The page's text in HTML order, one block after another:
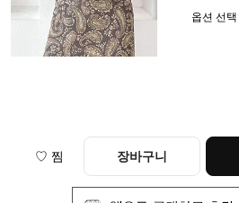
♡ 찜 장바구니